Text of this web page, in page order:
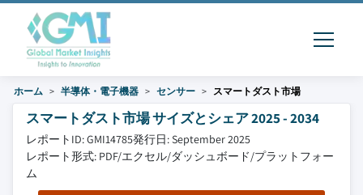
ホーム 半導体・電子機器 センサー スマートダスト市場
スマートダスト市場 サイズとシェア 2025 - 2034
レポートID: GMI14785発行日: September 2025
レポート形式: PDF/エクセル/ダッシュボード/プラットフォー
ム